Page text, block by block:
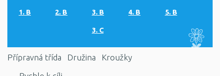
1. B 2. B 3. B
3. C
4. B 5. B
Přípravná třída Družina
Kroužky